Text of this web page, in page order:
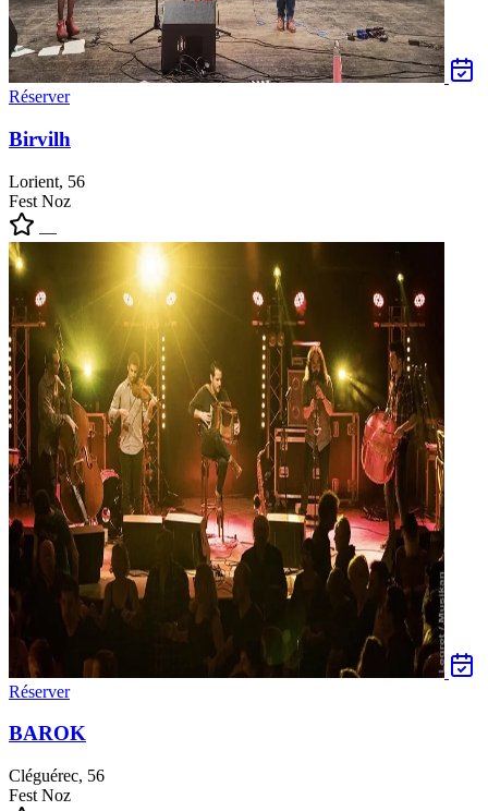
Réserver
Birvilh
Lorient, 56
Fest Noz
—
Réserver
BAROK
Cléguérec, 56
Fest Noz